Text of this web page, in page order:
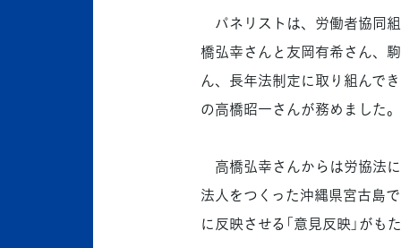
パネリストは、労働者協同
橋弘幸さんと友岡有希さん、
ん、長年法制定に取り組んで
の高橋昭一さんが務めました。
高橋弘幸さんからは労協法
法人をつくった沖縄県宮古島
に反映させる「意見反映」が